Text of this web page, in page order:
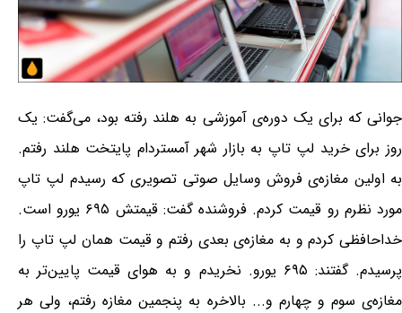
جوانی که برای یک دوره‌ی آموزشی به هلند رفته بود، می‌گفت: یک
روز برای خرید لپ تاپ به بازار شهر آمستردام پایتخت هلند رفتم.
به اولین مغازه‌ی فروش وسایل صوتی تصویری که رسیدم لپ تاپ
مورد نظرم رو قیمت کردم. فروشنده گفت: قیمتش ۶۹۵ یورو است.
خداحافظی کردم و به مغازه‌ی بعدی رفتم و قیمت همان لپ تاپ را
پرسیدم. گفتند: ۶۹۵ یورو. نخریدم و به هوای قیمت پایین‌تر به
مغازه‌ی سوم و چهارم و... بالاخره به پنجمین مغازه رفتم، ولی هر